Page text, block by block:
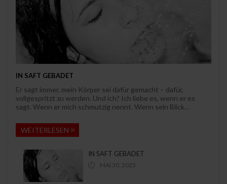
IN SAFT GEBADET
Er sagt immer, mein Körper sei dafür gemacht – dafür,
vollgespritzt zu werden. Und ich? Ich liebe es, wenn er es
sagt. Wenn er mich schmutzig nennt. Wenn sein Blick…
WEITERLESEN
IN SAFT GEBADET
MAI 30, 2025